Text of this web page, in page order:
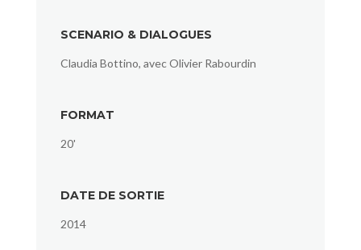
SCENARIO & DIALOGUES
Claudia Bottino, avec Olivier Rabourdin
FORMAT
20'
DATE DE SORTIE
2014